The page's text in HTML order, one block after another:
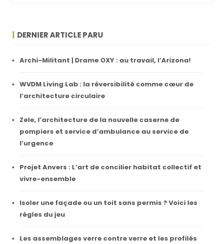
DERNIER ARTICLE PARU
Archi-Militant | Drame OXY : au travail, l’Arizona!
WVDM Living Lab : la réversibilité comme cœur de
l’architecture circulaire
Zele, l’architecture de la nouvelle caserne de
pompiers et service d’ambulance au service de
l’urgence
Projet Anvers : L’art de concilier habitat collectif et
vivre-ensemble
Isoler une façade ou un toit sans permis ? Voici les
règles du jeu
Les assemblages verre contre verre et les profilés